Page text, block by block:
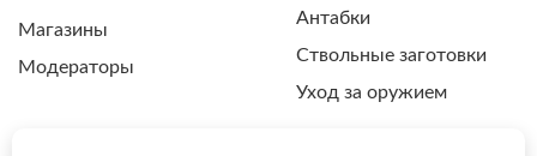
Магазины
Модераторы
Антабки
Ствольные заготовки
Уход за оружием